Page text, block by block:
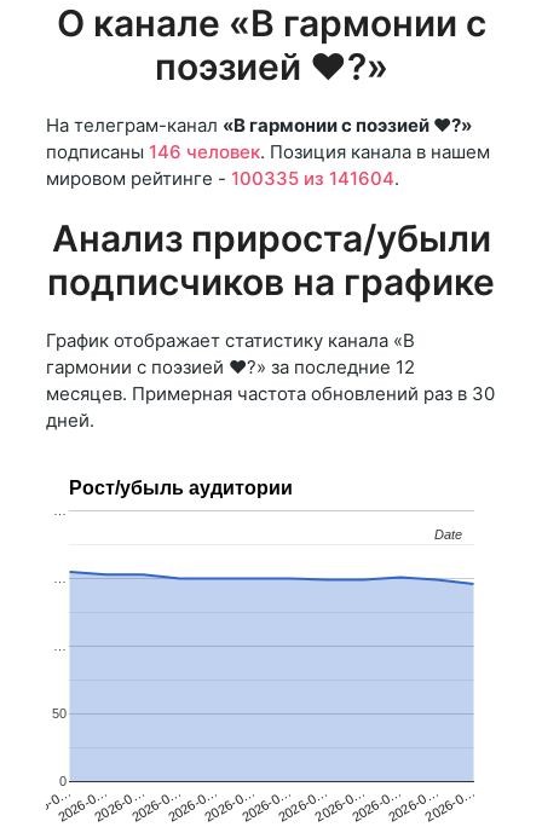
О канале «В гармонии с
поэзией ❤️?»
На телеграм-канал «В гармонии с поэзией ❤️?»
подписаны 146 человек. Позиция канала в нашем
мировом рейтинге - 100335 из 141604.
Анализ прироста/убыли
подписчиков на графике
График отображает статистику канала «В
гармонии с поэзией ❤️?» за последние 12
месяцев. Примерная частота обновлений раз в 30
дней.
Рост/убыль аудитории
2026-0…2026-0…2026-0…2026-0…2026-0…2026-0…2026-0…2026-0…2026-0…2026-0…2026-0…2026-0…
0
50
…
…
…
Date
Date